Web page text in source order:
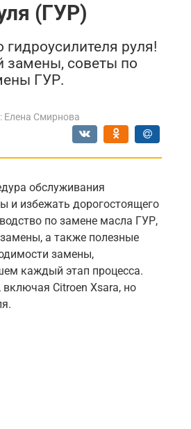
(ГУР)
гидроусилителя руля!
замены, советы по
ГУР.
Елена Смирнова
обслуживания
и избежать дорогостоящего
по замене масла ГУР,
а также полезные
замены,
каждый этап процесса.
Citroen Xsara, но